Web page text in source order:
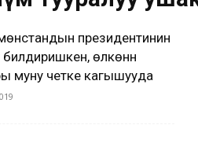
президентинин
билдиришкен, өлкөнүн
муну четке кагышууда